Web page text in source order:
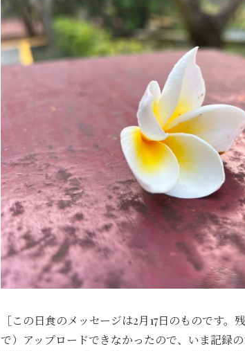
［この日食のメッセージは2月17日のものです
で）アップロードできなかったので、いま記録